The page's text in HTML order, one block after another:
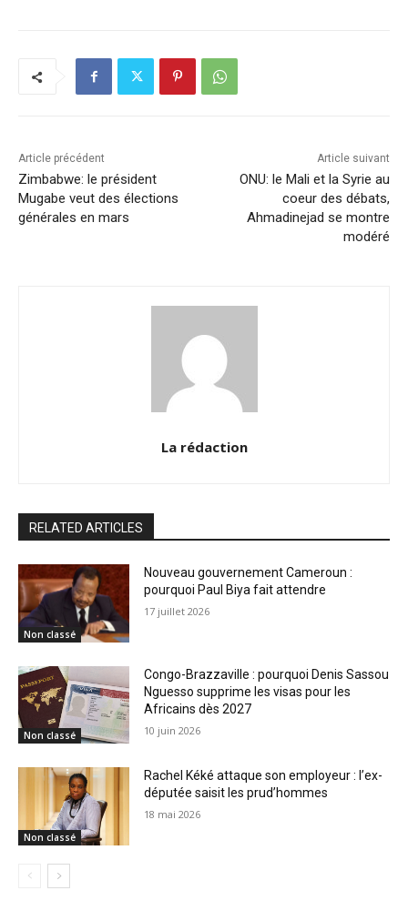
k
dI
n
A
p
Li
n
Article précédent
Zimbabwe: le président
Mugabe veut des élections
générales en mars
Article suivant
ONU: le Mali et la Syrie au
coeur des débats,
Ahmadinejad se montre
modéré
La rédaction
RELATED ARTICLES
Non classé
Nouveau gouvernement Cameroun :
pourquoi Paul Biya fait attendre
17 juillet 2026
Non classé
Congo-Brazzaville : pourquoi Denis Sassou
Nguesso supprime les visas pour les
Africains dès 2027
10 juin 2026
Non classé
Rachel Kéké attaque son employeur : l’ex-
députée saisit les prud’hommes
18 mai 2026